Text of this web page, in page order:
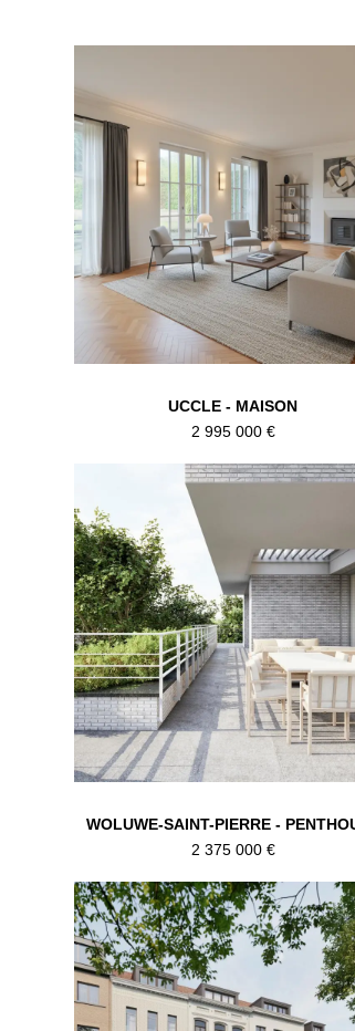
UCCLE - MAISON
2 995 000 €
WOLUWE-SAINT-PIERRE -
2 375 000 €